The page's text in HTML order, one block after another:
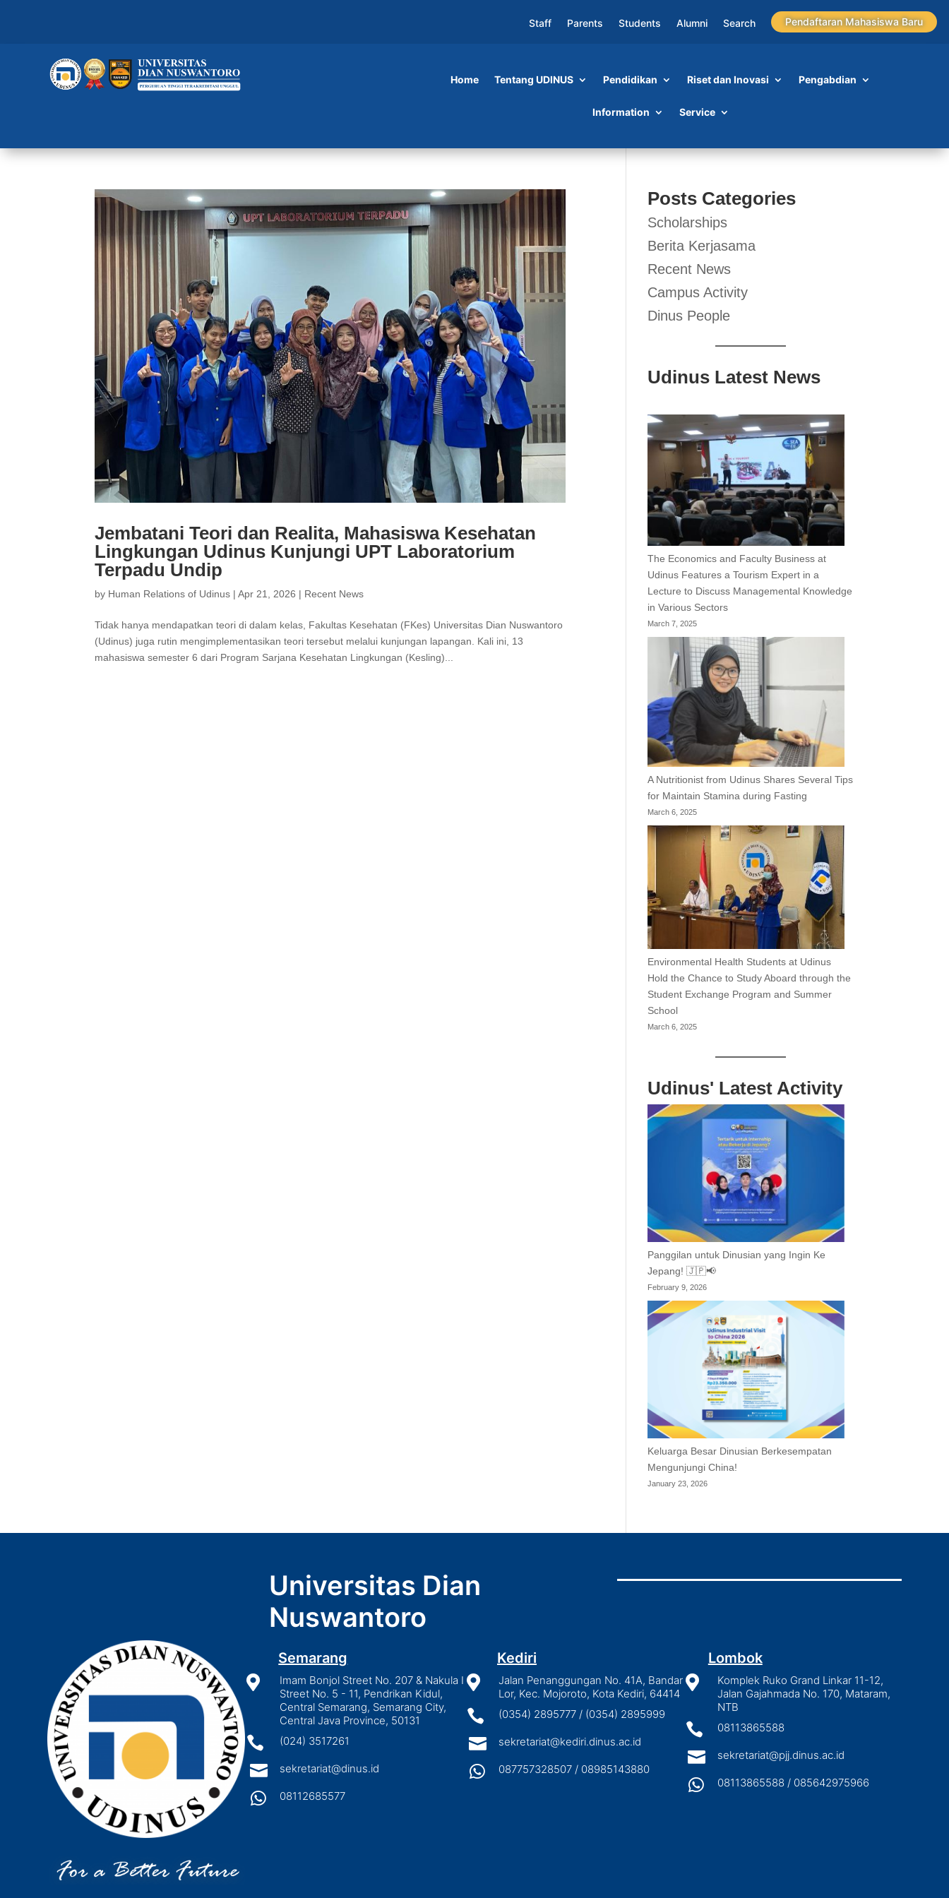
Staff Parents Students Alumni Search Pendaftaran Mahasiswa Baru
Home Tentang UDINUS Pendidikan Riset dan Inovasi Pengabdian
Information Service
Jembatani Teori dan Realita, Mahasiswa Kesehatan
Lingkungan Udinus Kunjungi UPT Laboratorium
Terpadu Undip
by Human Relations of Udinus |Apr 21, 2026 | Recent News
Tidak hanya mendapatkan teori di dalam kelas, Fakultas Kesehatan (FKes) Universitas Dian Nuswantoro
(Udinus) juga rutin mengimplementasikan teori tersebut melalui kunjungan lapangan. Kali ini, 13
mahasiswa semester 6 dari Program Sarjana Kesehatan Lingkungan (Kesling)...
Posts Categories
Scholarships
Berita Kerjasama
Recent News
Campus Activity
Dinus People
Udinus Latest News
The Economics and Faculty Business at
Udinus Features a Tourism Expert in a
Lecture to Discuss Managemental Knowledge
in Various Sectors
March 7, 2025
A Nutritionist from Udinus Shares Several Tips
for Maintain Stamina during Fasting
March 6, 2025
Environmental Health Students at Udinus
Hold the Chance to Study Aboard through the
Student Exchange Program and Summer
School
March 6, 2025
Udinus' Latest Activity
Panggilan untuk Dinusian yang Ingin Ke
Jepang! 🇯🇵📢
February 9, 2026
Keluarga Besar Dinusian Berkesempatan
Mengunjungi China!
January 23, 2026
Universitas Dian
Nuswantoro
Semarang

Imam Bonjol Street No. 207 & Nakula I
Street No. 5 - 11, Pendrikan Kidul,
Central Semarang, Semarang City,
Central Java Province, 50131
 (024) 3517261
 sekretariat@dinus.id
 08112685577
Kediri

Jalan Penanggungan No. 41A, Bandar
Lor, Kec. Mojoroto, Kota Kediri, 64414
 (0354) 2895777 / (0354) 2895999
 sekretariat@kediri.dinus.ac.id
 087757328507 / 08985143880
Lombok

Komplek Ruko Grand Linkar 11-12,
Jalan Gajahmada No. 170, Mataram,
NTB
 08113865588
 sekretariat@pjj.dinus.ac.id
 08113865588 / 085642975966